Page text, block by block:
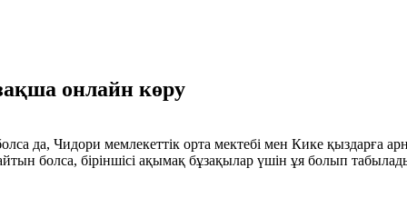
онлайн көру
да, Чидори мемлекеттік орта мектебі мен Кике қыздарға
болса, біріншісі ақымақ бұзақылар үшін ұя болып